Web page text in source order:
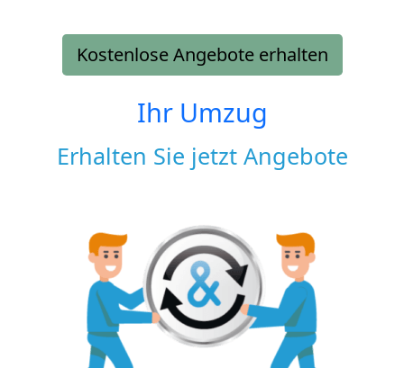
Kostenlose Angebote erhalten
Ihr Umzug
Erhalten Sie jetzt Angebote